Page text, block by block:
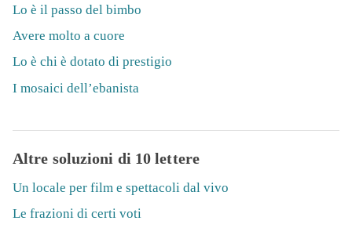
Lo è il passo del bimbo
Avere molto a cuore
Lo è chi è dotato di prestigio
I mosaici dell’ebanista
Altre soluzioni di 10 lettere
Un locale per film e spettacoli dal vivo
Le frazioni di certi voti